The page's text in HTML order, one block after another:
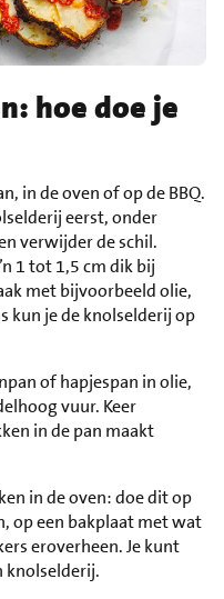
hoe doe je
in de oven of op de BBQ.
eerst, onder
verwijder de schil.
1 tot 1,5 cm dik bij
met bijvoorbeeld olie,
kun je de knolselderij op
of hapjespan in olie,
vuur. Keer
in de pan maakt
in de oven: doe dit op
op een bakplaat met wat
eroverheen. Je kunt
knolselderij.